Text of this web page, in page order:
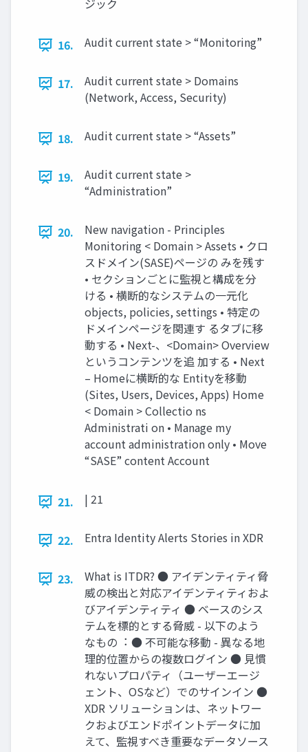
ジック
16. Audit current state > “Monitoring”
17.
Audit current state > Domains
(Network, Access, Security)
18. Audit current state > “Assets”
19.
Audit current state >
“Administration”
20.
New navigation - Principles
Monitoring < Domain > Assets • クロ
スドメイン(SASE)ページの みを残す
• セクションごとに監視と構成を分
ける • 横断的なシステムの⼀元化
objects, policies, settings • 特定の
ドメインページを関連す るタブに移
動する • Next-、<Domain> Overview
というコンテンツを追 加する • Next
– Homeに横断的な Entityを移動
(Sites, Users, Devices, Apps) Home
< Domain > Collectio ns
Administrati on • Manage my
account administration only • Move
“SASE” content Account
21. | 21
22. Entra Identity Alerts Stories in XDR
23.
What is ITDR? ● アイデンティティ脅
威の検出と対応アイデンティティおよ
びアイデンティティ ● ベースのシス
テムを標的とする脅威 - 以下のよう
なもの︓ ● 不可能な移動 - 異なる地
理的位置からの複数ログイン ● ⾒慣
れないプロパティ（ユーザーエージ
ェント、OSなど）でのサインイン ●
XDR ソリューションは、ネットワー
クおよびエンドポイントデータに加
えて、監視すべき重要なデータソース